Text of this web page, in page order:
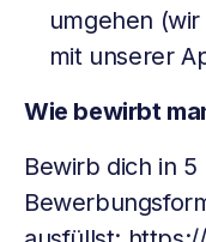
umgehen
mit unserer
Wie bewirbt
Bewirb dich in